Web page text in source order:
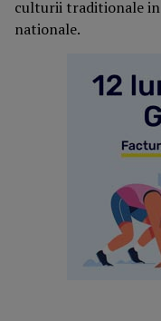
culturii traditionale
nationale.